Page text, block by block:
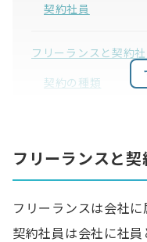
契約社員
フリーランスと契約
契約の種類
メリット
フリーランスと
フリーランスは会社に
契約社員は会社に社